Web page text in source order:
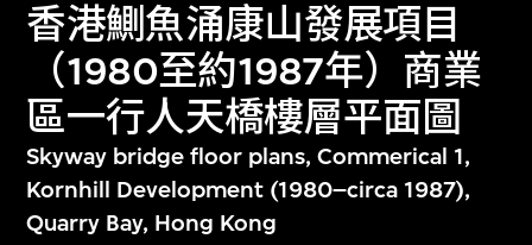
香港鰂魚涌康山發展項目
（1980至約1987年）商業
區一行人天橋樓層平面圖
Skyway bridge floor plans, Commerical 1,
Kornhill Development (1980–circa 1987),
Quarry Bay, Hong Kong